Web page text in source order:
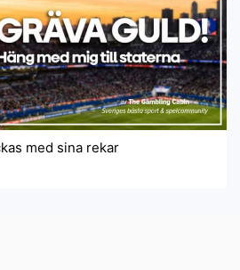
med sina rekar